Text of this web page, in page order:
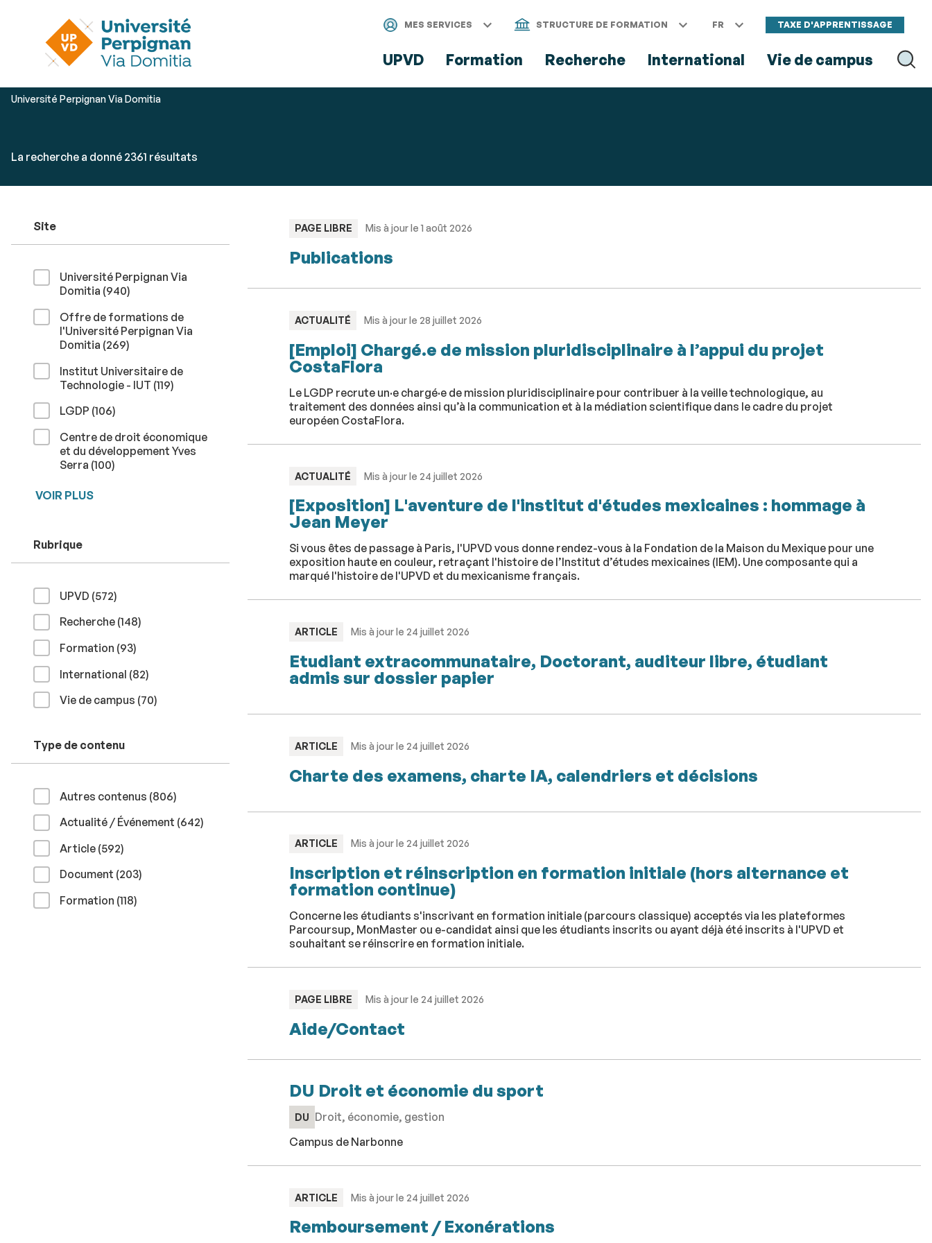
au
directs
MES SERVICES STRUCTURE DE FORMATION FR TAXE D'APPRENTISSAGE
UPVD Formation Recherche International Vie de campus
Vous
Université Perpignan Via Domitia
par
clés
La recherche a donné 2361 résultats
résultats
Site
Université Perpignan Via
Domitia (940résultats
)
Offre de formations de
l'Université Perpignan Via
Domitia (269résultats
)
Institut Universitaire de
Technologie - IUT (119résultats
)
LGDP (106résultats
)
Centre de droit économique
et du développement Yves
Serra (100résultats
)
VOIR PLUS
Rubrique
UPVD (572résultats
)
Recherche (148résultats
)
Formation (93résultats
)
International (82résultats
)
Vie de campus (70résultats
)
Type de contenu
Autres contenus (806résultats
)
Actualité / Événement (642résultats
)
Article (592résultats
)
Document (203résultats
)
Formation (118résultats
)
TYPE
PAGE LIBRE Mis à jour le 1 août 2026
Publications
TYPE
ACTUALITÉ Mis à jour le 28 juillet 2026
[Emploi] Chargé.e de mission pluridisciplinaire à l’appui du projet
CostaFlora
Le LGDP recrute un·e chargé·e de mission pluridisciplinaire pour contribuer à la veille technologique, au
traitement des données ainsi qu’à la communication et à la médiation scientifique dans le cadre du projet
européen CostaFlora.
TYPE
ACTUALITÉ Mis à jour le 24 juillet 2026
[Exposition] L'aventure de l'institut d'études mexicaines : hommage à
Jean Meyer
Si vous êtes de passage à Paris, l'UPVD vous donne rendez-vous à la Fondation de la Maison du Mexique pour une
exposition haute en couleur, retraçant l'histoire de l’Institut d’études mexicaines (IEM). Une composante qui a
marqué l'histoire de l'UPVD et du mexicanisme français.
TYPE
ARTICLE Mis à jour le 24 juillet 2026
Etudiant extracommunataire, Doctorant, auditeur libre, étudiant
admis sur dossier papier
TYPE
ARTICLE Mis à jour le 24 juillet 2026
Charte des examens, charte IA, calendriers et décisions
TYPE
ARTICLE Mis à jour le 24 juillet 2026
Inscription et réinscription en formation initiale (hors alternance et
formation continue)
Concerne les étudiants s'inscrivant en formation initiale (parcours classique) acceptés via les plateformes
Parcoursup, MonMaster ou e-candidat ainsi que les étudiants inscrits ou ayant déjà été inscrits à l'UPVD et
souhaitant se réinscrire en formation initiale.
TYPE
PAGE LIBRE Mis à jour le 24 juillet 2026
Aide/Contact
DU Droit et économie du sport
DU Droit, économie, gestion
Campus de Narbonne
TYPE
ARTICLE Mis à jour le 24 juillet 2026
Remboursement / Exonérations